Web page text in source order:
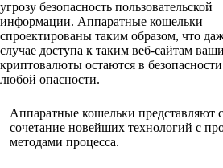
угрозу безопасность пользовательской
информации. Аппаратные кошельки
спроектированы таким образом, что
случае доступа к таким веб-сайтам ваши
криптовалюты остаются в
любой опасности.
Аппаратные кошельки представляют
сочетание новейших технологий с
методами процесса.